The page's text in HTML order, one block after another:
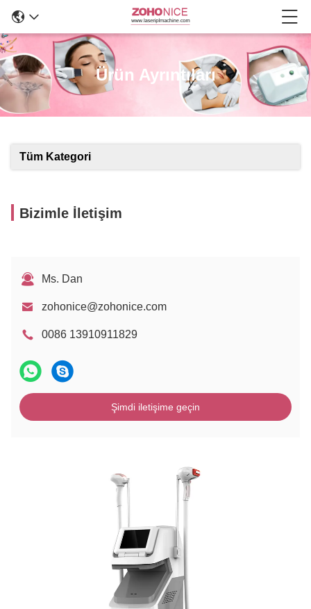
Ürün Ayrıntıları
Tüm Kategori
Bizimle İletişim
Ms. Dan
zohonice@zohonice.com
0086 13910911829
Şimdi iletişime geçin